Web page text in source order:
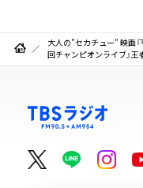
大人の”セカチュー” 映画
回チャンピオンライブ』王